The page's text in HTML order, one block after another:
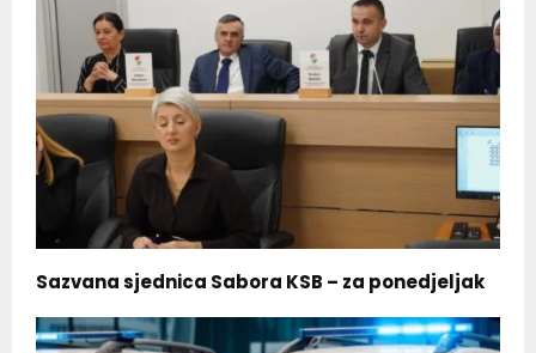
Sazvana sjednica Sabora KSB – za ponedjeljak